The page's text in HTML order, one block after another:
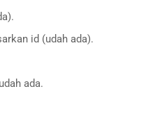
id (udah ada).
ada.